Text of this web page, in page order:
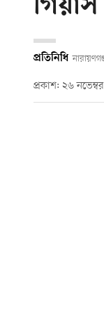
গিয়াস
প্রতিনিধি
প্রকাশ: ২৬